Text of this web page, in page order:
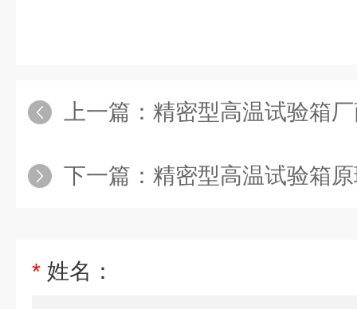
上一篇： 精密型高温试验箱
下一篇： 精密型高温试验箱
* 姓名：